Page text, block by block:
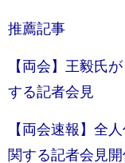
推薦記事
【両会】王毅氏
する記者会見
【両会速報】全
関する記者会見開